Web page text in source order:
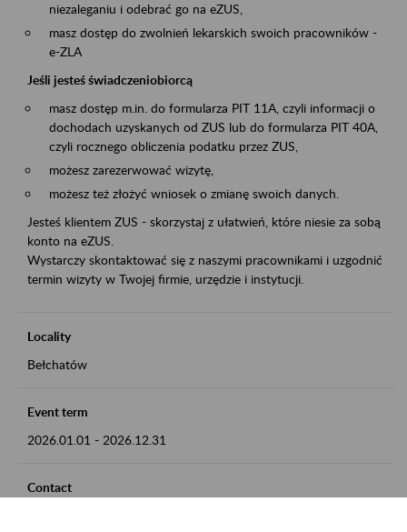
niezaleganiu i odebrać go na eZUS,
masz dostęp do zwolnień lekarskich swoich pracowników -
e-ZLA
Jeśli jesteś świadczeniobiorcą
masz dostęp m.in. do formularza PIT 11A, czyli informacji o
dochodach uzyskanych od ZUS lub do formularza PIT 40A,
czyli rocznego obliczenia podatku przez ZUS,
możesz zarezerwować wizytę,
możesz też złożyć wniosek o zmianę swoich danych.
Jesteś klientem ZUS - skorzystaj z ułatwień, które niesie za sobą
konto na eZUS.
Wystarczy skontaktować się z naszymi pracownikami i uzgodnić
termin wizyty w Twojej firmie, urzędzie i instytucji.
Locality
Bełchatów
Event term
2026.01.01 - 2026.12.31
Contact